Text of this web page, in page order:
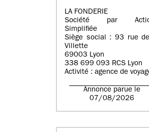
LA FONDERIE
Société par
Simplifiée
Siège social : 93 rue
Villette
69003 Lyon
338 699 093 RCS Lyon
Activité : agence de
Annonce parue le
07/08/2026